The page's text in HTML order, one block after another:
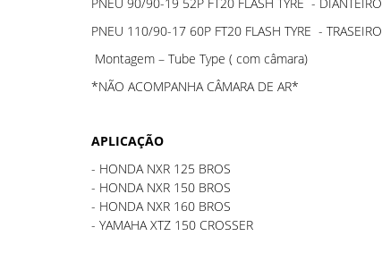
PNEU 110/90-17 60P FT20 FLASH TYRE - TRASEIRO
Montagem – Tube Type ( com câmara)
*NÃO ACOMPANHA CÂMARA DE AR*
APLICAÇÃO
- HONDA NXR 125 BROS
- HONDA NXR 150 BROS
- HONDA NXR 160 BROS
- YAMAHA XTZ 150 CROSSER